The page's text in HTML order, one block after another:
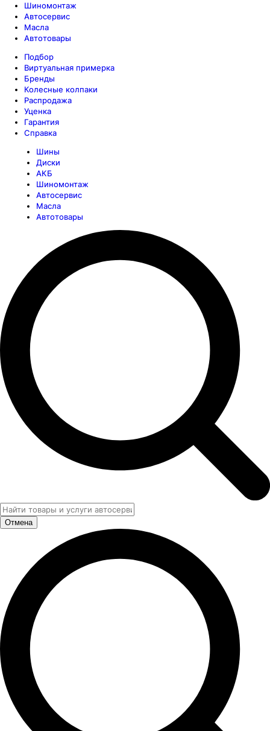
Шиномонтаж
Автосервис
Масла
Автотовары
Подбор
Виртуальная примерка
Бренды
Колесные колпаки
Распродажа
Уценка
Гарантия
Справка
Шины
Диски
АКБ
Шиномонтаж
Автосервис
Масла
Автотовары
Отмена